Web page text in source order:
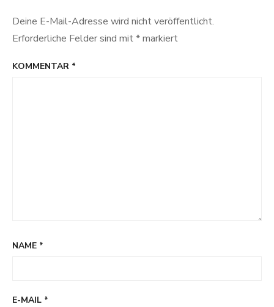
Deine E-Mail-Adresse wird nicht veröffentlicht.
Erforderliche Felder sind mit*markiert
KOMMENTAR *
NAME *
E-MAIL *